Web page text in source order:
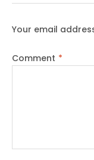
Your email
Comment *